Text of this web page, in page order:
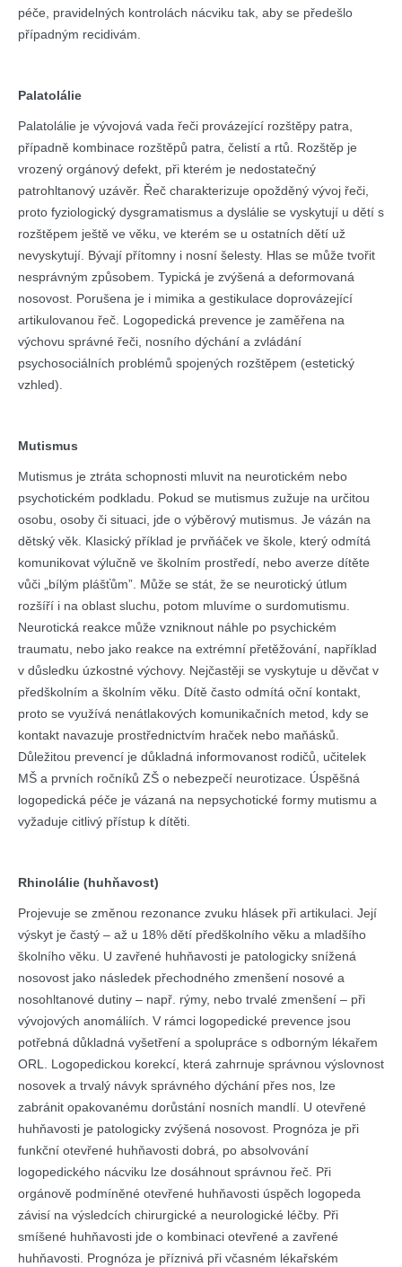
péče, pravidelných kontrolách nácviku tak, aby se předešlo
případným recidivám.
Palatolálie
Palatolálie je vývojová vada řeči provázející rozštěpy patra,
případně kombinace rozštěpů patra, čelistí a rtů. Rozštěp je
vrozený orgánový defekt, při kterém je nedostatečný
patrohltanový uzávěr. Řeč charakterizuje opožděný vývoj řeči,
proto fyziologický dysgramatismus a dyslálie se vyskytují u dětí s
rozštěpem ještě ve věku, ve kterém se u ostatních dětí už
nevyskytují. Bývají přítomny i nosní šelesty. Hlas se může tvořit
nesprávným způsobem. Typická je zvýšená a deformovaná
nosovost. Porušena je i mimika a gestikulace doprovázející
artikulovanou řeč. Logopedická prevence je zaměřena na
výchovu správné řeči, nosního dýchání a zvládání
psychosociálních problémů spojených rozštěpem (estetický
vzhled).
Mutismus
Mutismus je ztráta schopnosti mluvit na neurotickém nebo
psychotickém podkladu. Pokud se mutismus zužuje na určitou
osobu, osoby či situaci, jde o výběrový mutismus. Je vázán na
dětský věk. Klasický příklad je prvňáček ve škole, který odmítá
komunikovat výlučně ve školním prostředí, nebo averze dítěte
vůči „bílým plášťům”. Může se stát, že se neurotický útlum
rozšíří i na oblast sluchu, potom mluvíme o surdomutismu.
Neurotická reakce může vzniknout náhle po psychickém
traumatu, nebo jako reakce na extrémní přetěžování, například
v důsledku úzkostné výchovy. Nejčastěji se vyskytuje u děvčat v
předškolním a školním věku. Dítě často odmítá oční kontakt,
proto se využívá nenátlakových komunikačních metod, kdy se
kontakt navazuje prostřednictvím hraček nebo maňásků.
Důležitou prevencí je důkladná informovanost rodičů, učitelek
MŠ a prvních ročníků ZŠ o nebezpečí neurotizace. Úspěšná
logopedická péče je vázaná na nepsychotické formy mutismu a
vyžaduje citlivý přístup k dítěti.
Rhinolálie (huhňavost)
Projevuje se změnou rezonance zvuku hlásek při artikulaci. Její
výskyt je častý – až u 18% dětí předškolního věku a mladšího
školního věku. U zavřené huhňavosti je patologicky snížená
nosovost jako následek přechodného zmenšení nosové a
nosohltanové dutiny – např. rýmy, nebo trvalé zmenšení – při
vývojových anomáliích. V rámci logopedické prevence jsou
potřebná důkladná vyšetření a spolupráce s odborným lékařem
ORL. Logopedickou korekcí, která zahrnuje správnou výslovnost
nosovek a trvalý návyk správného dýchání přes nos, lze
zabránit opakovanému dorůstání nosních mandlí. U otevřené
huhňavosti je patologicky zvýšená nosovost. Prognóza je při
funkční otevřené huhňavosti dobrá, po absolvování
logopedického nácviku lze dosáhnout správnou řeč. Při
orgánově podmíněné otevřené huhňavosti úspěch logopeda
závisí na výsledcích chirurgické a neurologické léčby. Při
smíšené huhňavosti jde o kombinaci otevřené a zavřené
huhňavosti. Prognóza je příznivá při včasném lékařském